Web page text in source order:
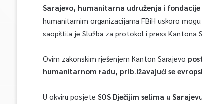
Sarajevo, humanitarna udruženja i
humanitarnim organizacijama FBiH uskoro
saopštila je Služba za protokol i press Kantona
Ovim zakonskim rješenjem Kanton Sarajevo
humanitarnom radu, približavajući se
U okviru posjete SOS Dječijim selima u